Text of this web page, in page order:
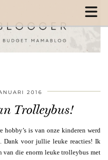
2016
Trolleybus!
hobby’s is van onze kinderen werd
Dank voor jullie leuke reacties! Ik
van die enorm leuke trolleybus met